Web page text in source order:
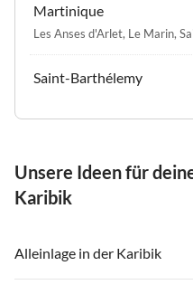
Martinique
Les Anses d'Arlet, Le Marin,
Saint-Barthélemy
Unsere Ideen für
Karibik
Alleinlage in der Karibik